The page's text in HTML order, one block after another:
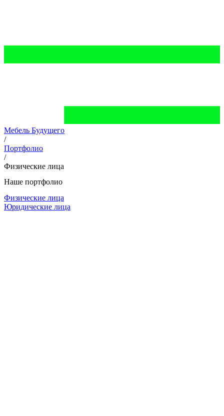
Мебель Будущего
/
Портфолио
/
Физические лица
Наше портфолио
Физические лица
Юридические лица